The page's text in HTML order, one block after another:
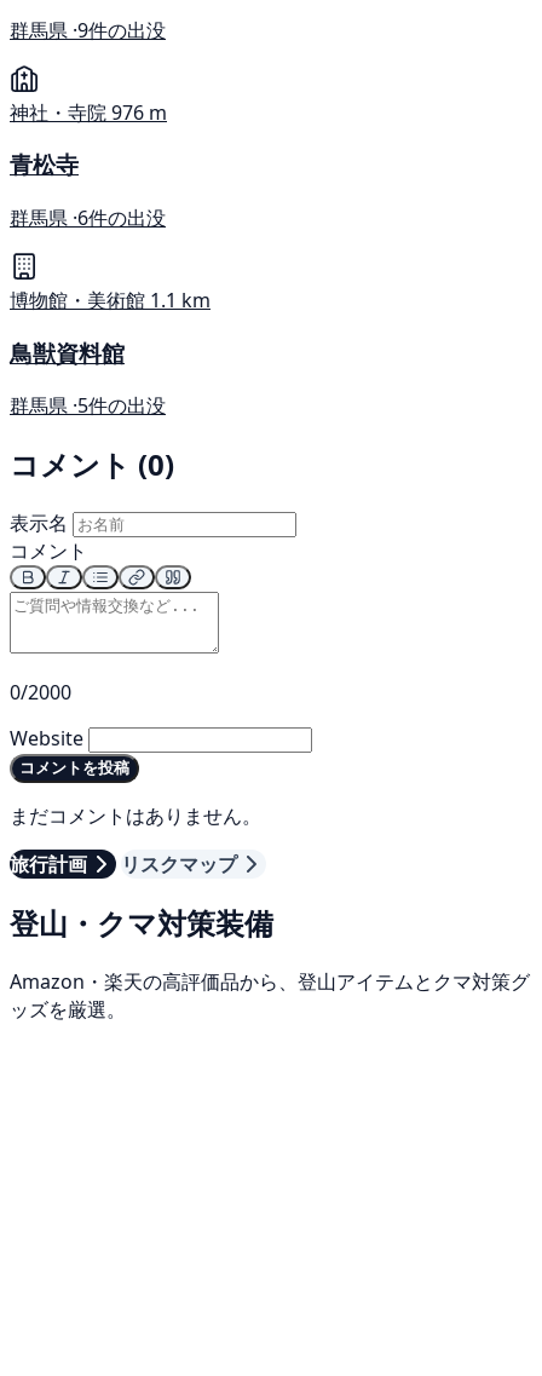
群馬県 ·9件の出没
神社・寺院976 m
青松寺
群馬県 ·6件の出没
博物館・美術館 1.1 km
鳥獣資料館
群馬県 ·5件の出没
コメント (0)
表示名
コメント
0/2000
Website
コメントを投稿
まだコメントはありません。
旅行計画
リスクマップ
登山・クマ対策装備
Amazon・楽天の高評価品から、登山アイテムとクマ対策グ
ッズを厳選。